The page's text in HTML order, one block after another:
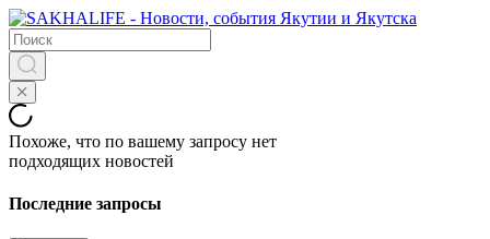
Похоже, что по вашему запросу нет
подходящих новостей
Последние запросы